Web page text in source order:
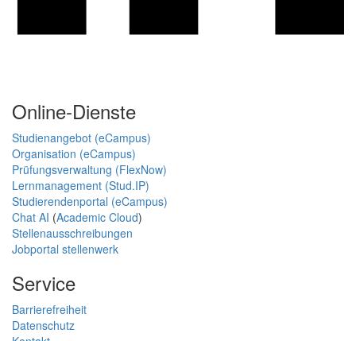
Online-Dienste
Studienangebot (eCampus)
Organisation (eCampus)
Prüfungsverwaltung (FlexNow)
Lernmanagement (Stud.IP)
Studierendenportal (eCampus)
Chat AI (Academic Cloud)
Stellenausschreibungen
Jobportal stellenwerk
Service
Barrierefreiheit
Datenschutz